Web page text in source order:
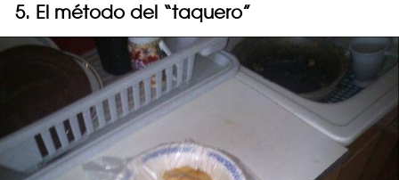
5. El método del “taquero”